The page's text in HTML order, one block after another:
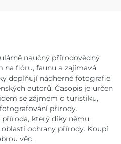
naučný přírodovědný
na flóru, faunu a zajímavá
doplňují nádherné fotografie
autorů. Časopis je určen
se zájmem o turistiku,
přírody.
příroda, který díky němu
ochrany přírody. Koupí
věc.